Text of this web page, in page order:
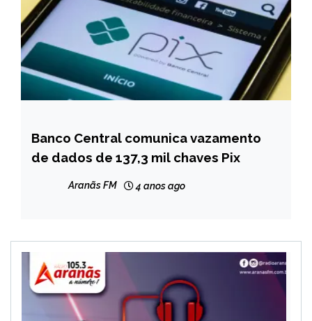
BRASIL
NOTÍCIAS
Banco Central comunica vazamento
de dados de 137,3 mil chaves Pix
Aranãs FM 4 anos ago